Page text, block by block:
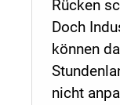
Rücken
Doch
können
nicht